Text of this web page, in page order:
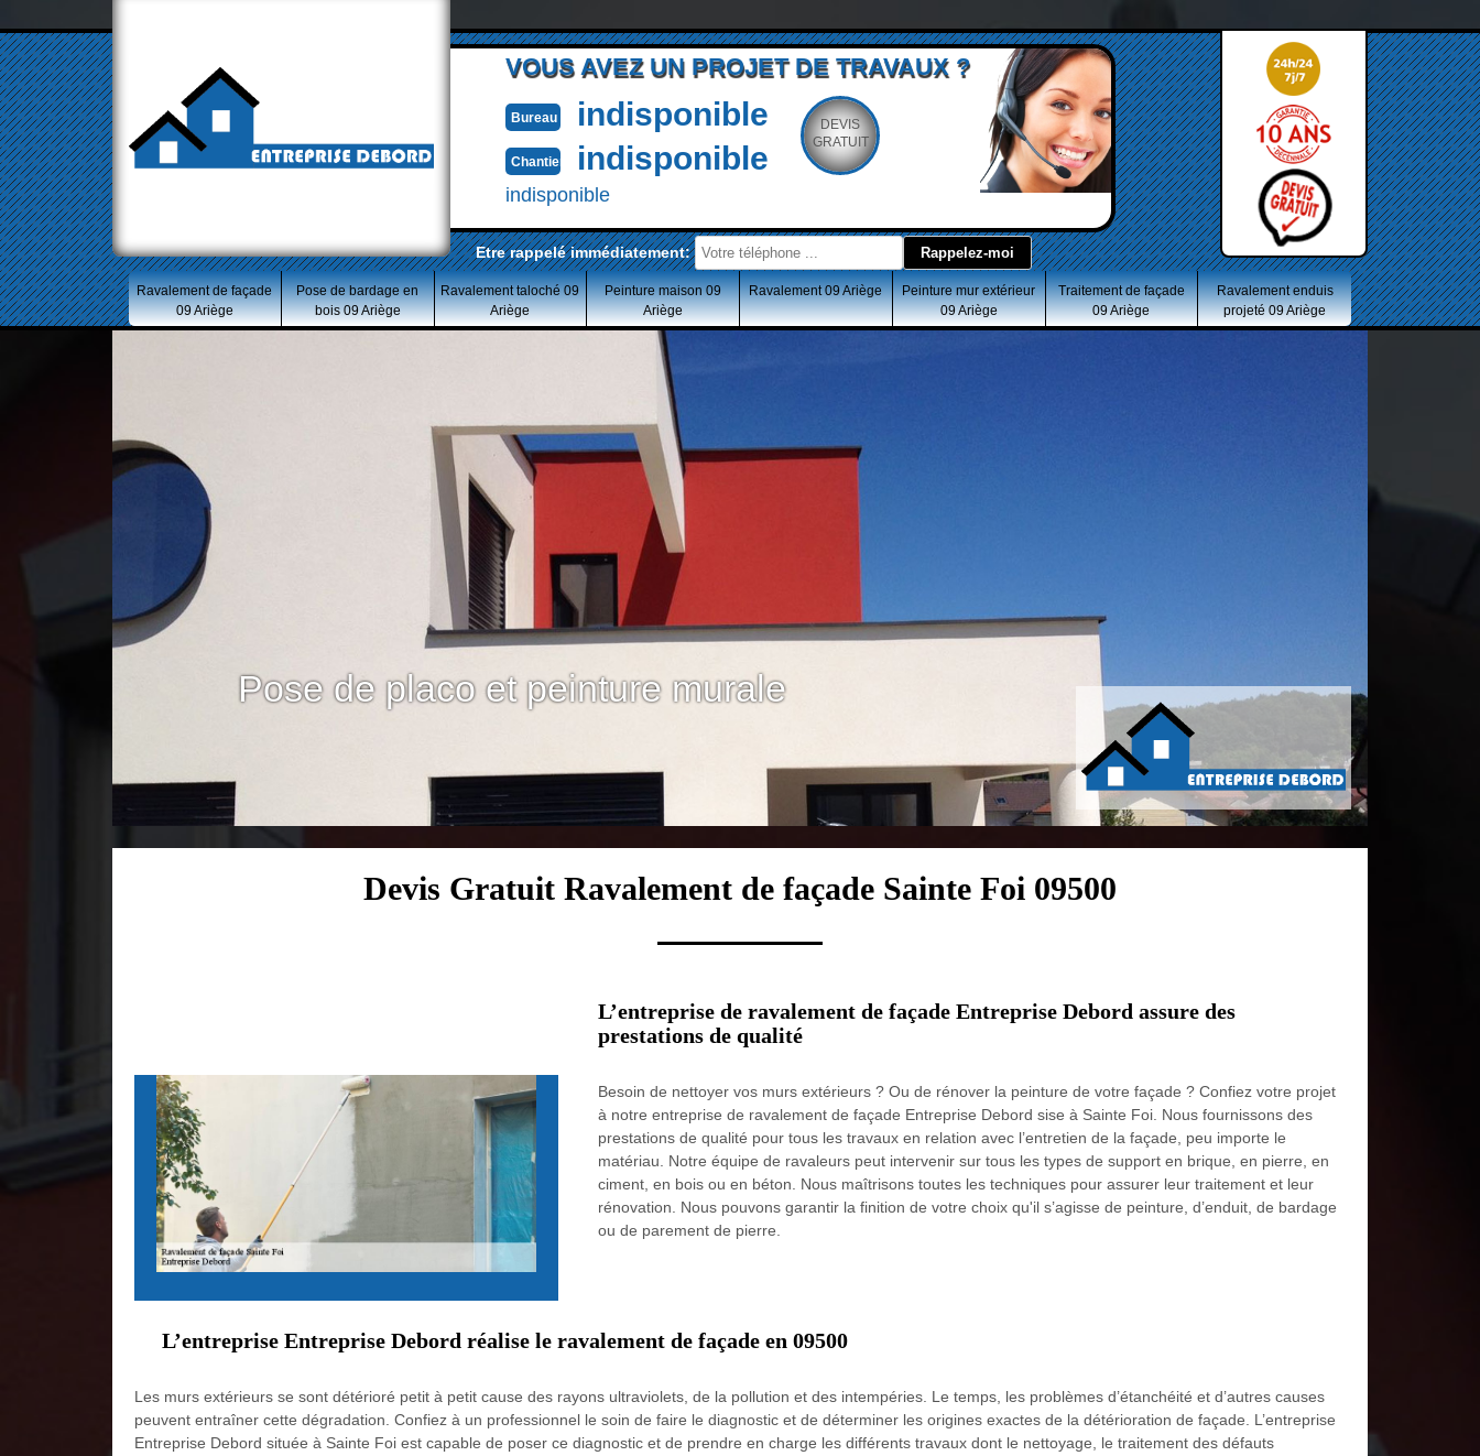
VOUS AVEZ UN PROJET DE TRAVAUX ?
Bureau indisponible
Chantier indisponible
indisponible
DEVIS
GRATUIT
Etre rappelé immédiatement:
Ravalement de façade
09 Ariège
Pose de bardage en
bois 09 Ariège
Ravalement taloché 09
Ariège
Peinture maison 09
Ariège
Ravalement 09 Ariège
Peinture mur extérieur
09 Ariège
Traitement de façade
09 Ariège
Ravalement enduis
projeté 09 Ariège
Pose de placo et peinture murale
Devis Gratuit Ravalement de façade Sainte Foi 09500
L’entreprise de ravalement de façade Entreprise Debord assure des
prestations de qualité
Besoin de nettoyer vos murs extérieurs ? Ou de rénover la peinture de votre façade ? Confiez votre projet
à notre entreprise de ravalement de façade Entreprise Debord sise à Sainte Foi. Nous fournissons des
prestations de qualité pour tous les travaux en relation avec l’entretien de la façade, peu importe le
matériau. Notre équipe de ravaleurs peut intervenir sur tous les types de support en brique, en pierre, en
ciment, en bois ou en béton. Nous maîtrisons toutes les techniques pour assurer leur traitement et leur
rénovation. Nous pouvons garantir la finition de votre choix qu'il s’agisse de peinture, d’enduit, de bardage
ou de parement de pierre.
L’entreprise Entreprise Debord réalise le ravalement de façade en 09500
Les murs extérieurs se sont détérioré petit à petit cause des rayons ultraviolets, de la pollution et des intempéries. Le temps, les problèmes d’étanchéité et d’autres causes
peuvent entraîner cette dégradation. Confiez à un professionnel le soin de faire le diagnostic et de déterminer les origines exactes de la détérioration de façade. L’entreprise
Entreprise Debord située à Sainte Foi est capable de poser ce diagnostic et de prendre en charge les différents travaux dont le nettoyage, le traitement des défauts